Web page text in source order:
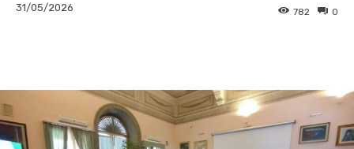
31/05/2026 0
782